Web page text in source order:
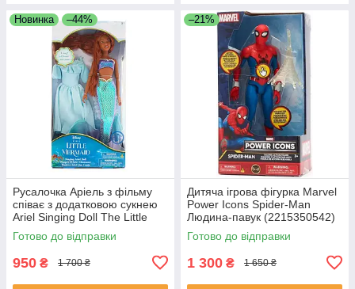
Новинка –44%
Русалочка Аріель з фільму
співає з додатковою сукнею
Ariel Singing Doll The Little
Mermaid Live
Готово до відправки
950 ₴ 1 700 ₴
–21%
Дитяча ігрова фігурка Marvel
Power Icons Spider-Man
Людина-павук (2215350542)
Готово до відправки
1 300 ₴ 1 650 ₴